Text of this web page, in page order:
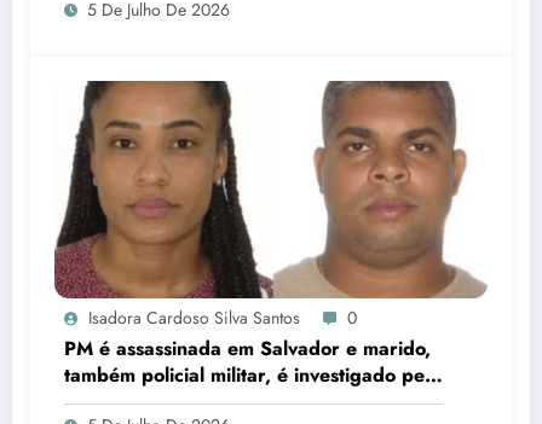
5 De Julho De 2026
Isadora Cardoso Silva Santos 0
PM é assassinada em Salvador e marido,
também policial militar, é investigado pelo
crime